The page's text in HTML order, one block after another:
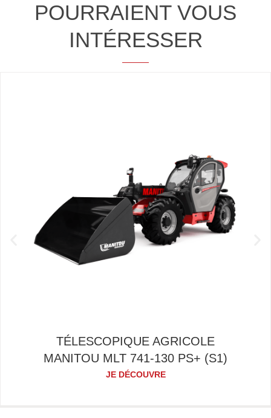
POURRAIENT VOUS
INTÉRESSER
TÉLESCOPIQUE AGRICOLE
MANITOU MLT 741-130 PS+ (S1)
JE DÉCOUVRE